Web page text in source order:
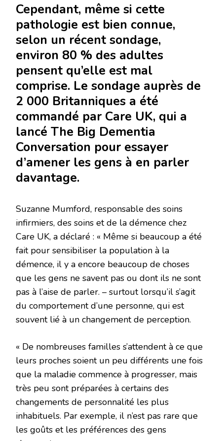
Cependant, même si cette
pathologie est bien connue,
selon un récent sondage,
environ 80 % des adultes
pensent qu’elle est mal
comprise. Le sondage auprès de
2 000 Britanniques a été
commandé par Care UK, qui a
lancé The Big Dementia
Conversation pour essayer
d’amener les gens à en parler
davantage.
Suzanne Mumford, responsable des soins
infirmiers, des soins et de la démence chez
Care UK, a déclaré : « Même si beaucoup a été
fait pour sensibiliser la population à la
démence, il y a encore beaucoup de choses
que les gens ne savent pas ou dont ils ne sont
pas à l’aise de parler. – surtout lorsqu’il s’agit
du comportement d’une personne, qui est
souvent lié à un changement de perception.
« De nombreuses familles s’attendent à ce que
leurs proches soient un peu différents une fois
que la maladie commence à progresser, mais
très peu sont préparées à certains des
changements de personnalité les plus
inhabituels. Par exemple, il n’est pas rare que
les goûts et les préférences des gens